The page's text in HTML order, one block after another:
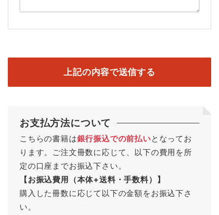
お支払方法について
こちらの書籍は銀行振込での前払いとなってお
ります。ご注文冊数に応じて、以下の費用を所
定の口座までお振込下さい。
【お振込費用（本体+送料・手数料）】
購入した冊数に応じて以下の金額をお振込下さ
い。